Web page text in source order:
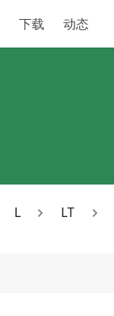
下载 动态
L LT